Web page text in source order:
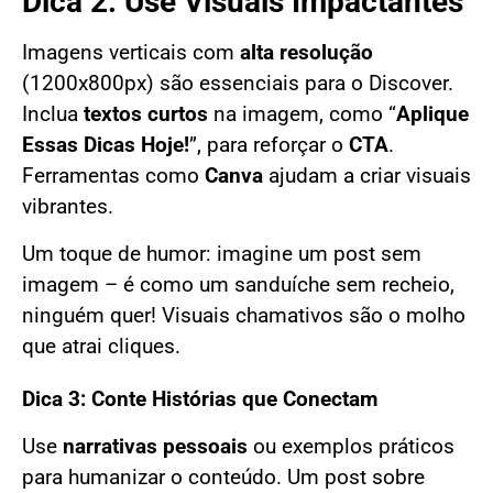
Imagens verticais com alta resolução
(1200x800px) são essenciais para o Discover.
Inclua textos curtos na imagem, como “Aplique
Essas Dicas Hoje!”, para reforçar o CTA.
Ferramentas como Canva ajudam a criar visuais
vibrantes.
Um toque de humor: imagine um post sem
imagem – é como um sanduíche sem recheio,
ninguém quer! Visuais chamativos são o molho
que atrai cliques.
Dica 3: Conte Histórias que Conectam
Use narrativas pessoais ou exemplos práticos
para humanizar o conteúdo. Um post sobre